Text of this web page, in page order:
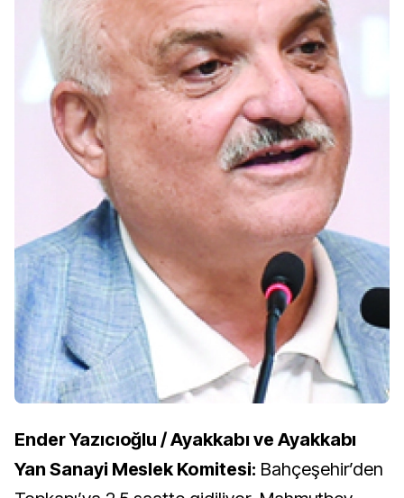
Ender Yazıcıoğlu / Ayakkabı ve Ayakkabı
Yan Sanayi Meslek Komitesi: Bahçeşehir’den